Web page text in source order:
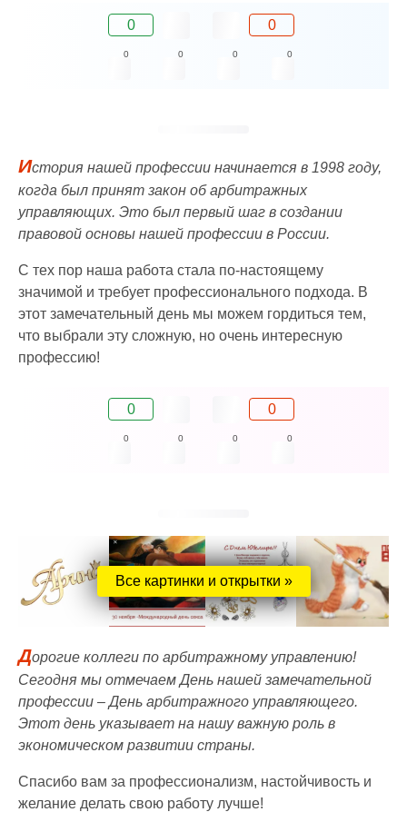
0 0
0 0 0 0
История нашей профессии начинается в 1998 году,
когда был принят закон об арбитражных
управляющих. Это был первый шаг в создании
правовой основы нашей профессии в России.
С тех пор наша работа стала по-настоящему
значимой и требует профессионального подхода. В
этот замечательный день мы можем гордиться тем,
что выбрали эту сложную, но очень интересную
профессию!
0 0
0 0 0 0
Все картинки и открытки »
Дорогие коллеги по арбитражному управлению!
Сегодня мы отмечаем День нашей замечательной
профессии – День арбитражного управляющего.
Этот день указывает на нашу важную роль в
экономическом развитии страны.
Спасибо вам за профессионализм, настойчивость и
желание делать свою работу лучше!